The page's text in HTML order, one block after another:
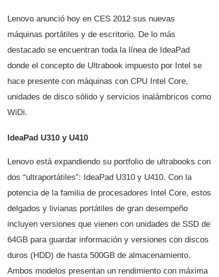
Lenovo anunció hoy en CES 2012 sus nuevas
máquinas portátiles y de escritorio. De lo más
destacado se encuentran toda la lí­nea de IdeaPad
donde el concepto de Ultrabook impuesto por Intel se
hace presente con máquinas con CPU Intel Core,
unidades de disco sólido y servicios inalámbricos como
WiDi.
IdeaPad U310 y U410
Lenovo está expandiendo su portfolio de ultrabooks con
dos “ultraportátiles”: IdeaPad U310 y U410. Con la
potencia de la familia de procesadores Intel Core, estos
delgados y livianas portátiles de gran desempeño
incluyen versiones que vienen con unidades de SSD de
64GB para guardar información y versiones con discos
duros (HDD) de hasta 500GB de almacenamiento.
Ambos modelos presentan un rendimiento con máxima